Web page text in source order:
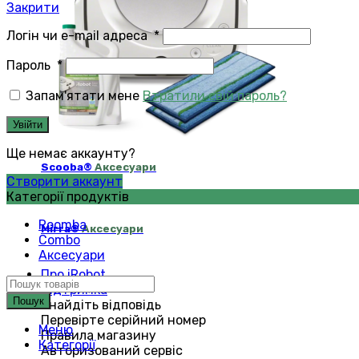
Scooba® Аксесуари
Mirra®Аксесуари
Про iRobot
Підтримка
Знайдіть відповідь
Перевірте серійний номер
Правила магазину
Авторизований сервіс
Закрити
Логін чи e-mail адреса*
Пароль *
Запам'ятати мене Втратили свій пароль?
Увійти
Ще немає аккаунту?
Створити аккаунт
Категорії продуктів
Roomba
Combo
Аксесуари
Пошук
Меню
Категорії